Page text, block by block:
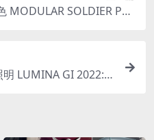
MODULAR SOLDIER PAC
LUMINA GI 2022: R